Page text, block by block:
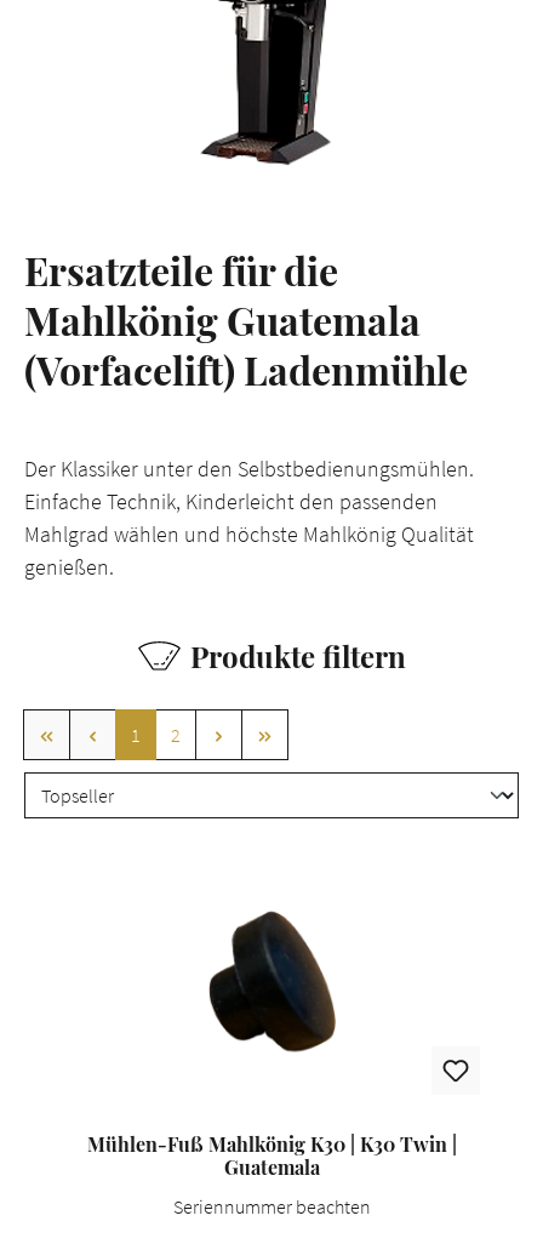
Ersatzteile für die
Mahlkönig Guatemala
(Vorfacelift) Ladenmühle
Der Klassiker unter den Selbstbedienungsmühlen.
Einfache Technik, Kinderleicht den passenden
Mahlgrad wählen und höchste Mahlkönig Qualität
genießen.
Produkte filtern
Seite
1 Seite
2
Mühlen-Fuß Mahlkönig K30 | K30 Twin |
Guatemala
Seriennummer beachten